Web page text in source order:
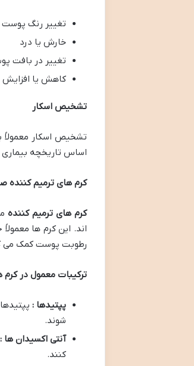
تغییر رنگ پوست
خارش یا درد
تغییر در بافت
کاهش یا
تشخیص اسکار
تشخیص اسکار معمولاً
اساس تاریخچه
کرم های ترمیم کننده
کرم های ترمیم کننده
اند. این کرم ها
رطوبت پوست کمک می
ترکیبات معمول در کرم
پپتیدها :
شوند.
آنتی اکسیدان ها :
کنند.